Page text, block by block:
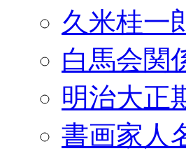
久米桂一
白馬会関
明治大正
書画家人